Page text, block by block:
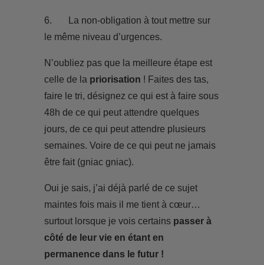
6. La non-obligation à tout mettre sur
le même niveau d’urgences.
N’oubliez pas que la meilleure étape est
celle de la priorisation ! Faites des tas,
faire le tri, désignez ce qui est à faire sous
48h de ce qui peut attendre quelques
jours, de ce qui peut attendre plusieurs
semaines. Voire de ce qui peut ne jamais
être fait (gniac gniac).
Oui je sais, j’ai déjà parlé de ce sujet
maintes fois mais il me tient à cœur…
surtout lorsque je vois certains passer à
côté de leur vie en étant en
permanence dans le futur !